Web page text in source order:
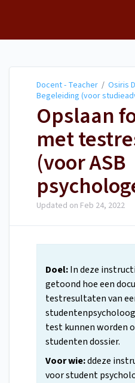
Docent - Teacher / Osiris
Begeleiding (voor
Opslaan
met
(voor ASB
Updated on Feb 24, 2022
Doel:In deze
getoond hoe een
testresultaten van
test kunnen worden
studenten dossier.
Voor wie:ddeze
voor student